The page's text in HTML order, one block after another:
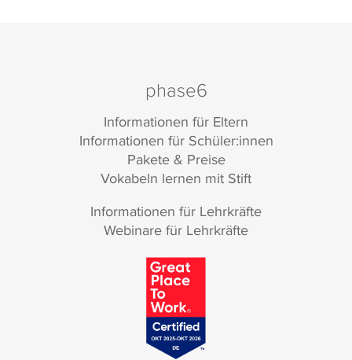
phase6
Informationen für Eltern
Informationen für Schüler:innen
Pakete & Preise
Vokabeln lernen mit Stift
Informationen für Lehrkräfte
Webinare für Lehrkräfte